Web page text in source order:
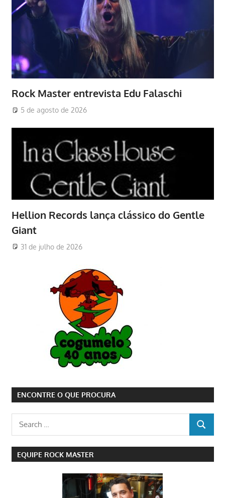
Rock Master entrevista Edu Falaschi
5 de agosto de 2026
Hellion Records lança clássico do Gentle
Giant
31 de julho de 2026
ENCONTRE O QUE PROCURA
Search
SEARCH
EQUIPE ROCK MASTER